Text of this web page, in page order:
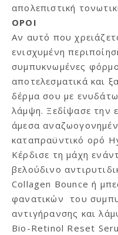
απολεπιστική
ΟΡΟΙ
Αν αυτό που
ενισχυμένη
συμπυκνωμένες
αποτελεσματικά και
δέρμα σου με
λάμψη. Ξεδίψασε την
άμεσα
καταπραϋντικό ορό
Κέρδισε τη μάχη
βελούδινο
Collagen Bounce ή
φανατικών του
αντιγήρανσης και
Bio-Retinol Reset